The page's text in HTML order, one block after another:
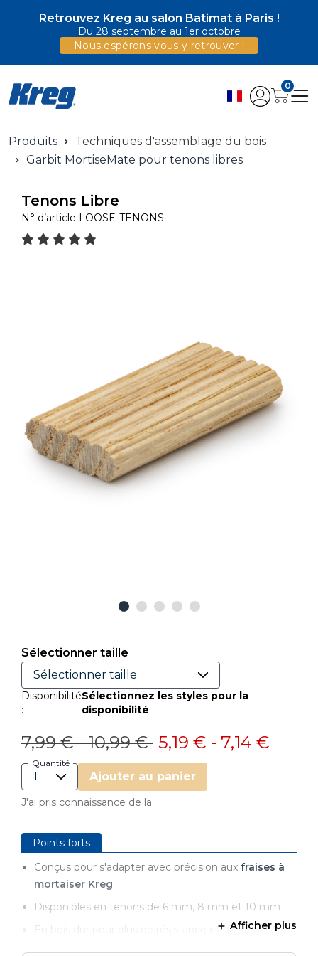
Retrouvez Kreg au salon Batimat à Paris !
Du 28 septembre au 1er octobre
Nous espérons vous y retrouver !
0
Produits
Techniques d'assemblage du bois
Garbit MortiseMate pour tenons libres
Tenons Libre
N° d’article LOOSE-TENONS
Sélectionner taille
Disponibilité
:
Sélectionnez les styles pour la
disponibilité
Prix réduit de
7,99 €à
-Prix réduit de
10,99 €à5,19 € - 7,14 €
Quantité
Ajouter au panier
J'ai pris connaissance de la
Points forts
Conçus pour s'adapter avec précision aux fraises à
mortaiser Kreg
Disponibles en tenons de 6 mm, 8 mm et 10 mm
En bois dur pour plus de résistance et de stabilité
Canelés pour une meilleure rétention de la colle ;
Afficher plus